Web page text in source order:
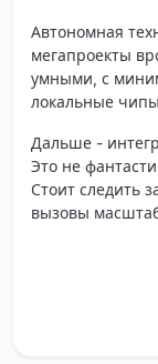
Автономная
мегапроекты
умными, с
локальные
Дальше -
Это не
Стоит следить
вызовы